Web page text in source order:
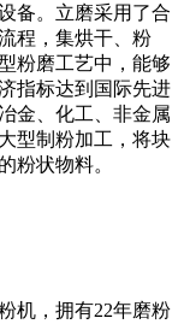
备。立磨采用了合
程，集烘干、粉
粉磨工艺中，能够
指标达到国际先进
金、化工、非金属
型制粉加工，将块
粉状物料。
机，拥有22年磨粉